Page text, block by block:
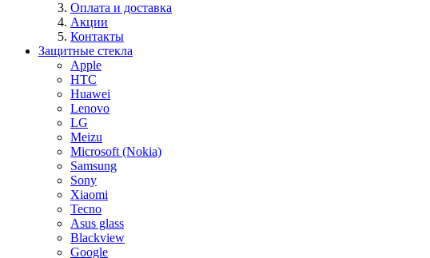
Оплата и доставка
Акции
Контакты
Защитные стекла
Apple
HTC
Huawei
Lenovo
LG
Meizu
Microsoft (Nokia)
Samsung
Sony
Xiaomi
Tecno
Asus glass
Blackview
Google